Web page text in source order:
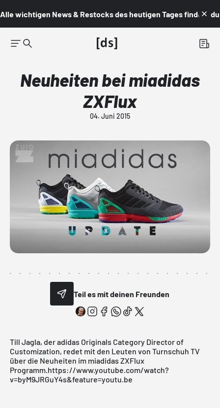
Alle wichtigen News & Restocks des heutigen Tages findest du
Neuheiten bei miadidas
ZXFlux
04. Juni 2015
Teil es mit deinen Freunden
Till Jagla, der adidas Originals Category Director of
Customization, redet mit den Leuten von Turnschuh TV
über die Neuheiten im miadidas ZXFlux
Programm.https://www.youtube.com/watch?
v=byM9JRGuY4s&feature=youtu.be